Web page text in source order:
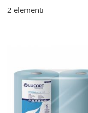
2 elementi